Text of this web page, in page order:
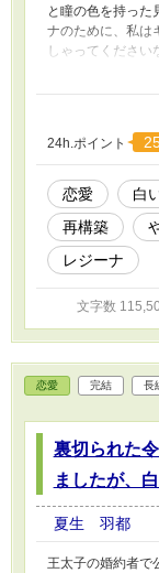
と瞳の色を持った
ナのために、私
しゃってください
悠然と立ち上が
妻となったロー
結婚を宣言する
まうのだった。 ※
爵さまに嫁ぎまし
ヘンリック（王太
みにならなくて
24h.ポイント
恋愛 白
再構築
レジーナ
文字数
恋愛 完結 長
裏切られた
ましたが、
夏生 羽都
王太子の婚約者で